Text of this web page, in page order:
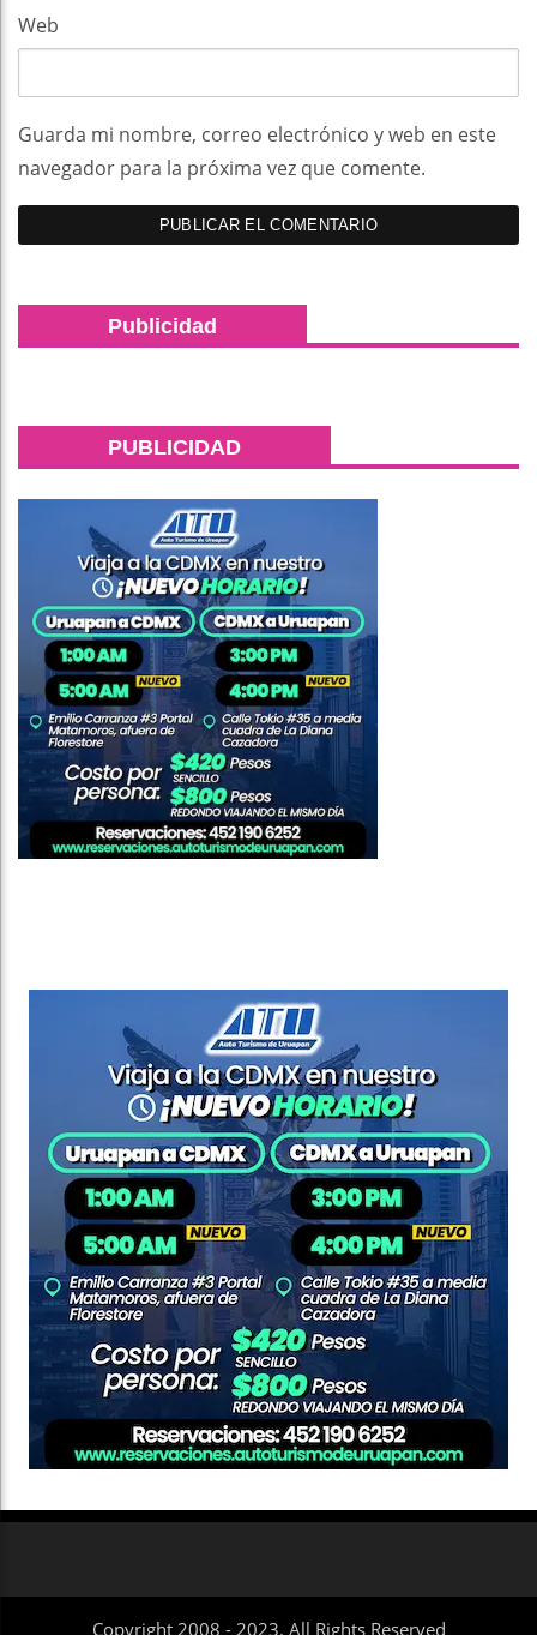
Web
Guarda mi nombre, correo electrónico y web en este
navegador para la próxima vez que comente.
Publicidad
PUBLICIDAD
Copyright 2008 - 2023. All Rights Reserved